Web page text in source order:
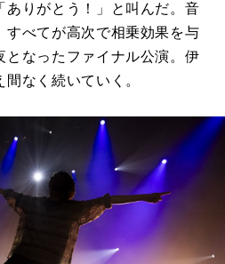
ありがとう！」と叫んだ。音
すべてが高次で相乗効果を与
となったファイナル公演。伊
なく続いていく。